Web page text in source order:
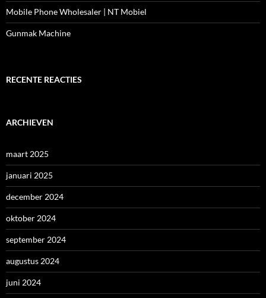
Mobile Phone Wholesaler | NT Mobiel
Gunmak Machine
RECENTE REACTIES
ARCHIEVEN
maart 2025
januari 2025
december 2024
oktober 2024
september 2024
augustus 2024
juni 2024